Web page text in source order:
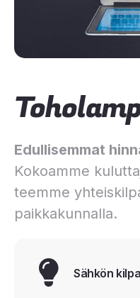
Edullisemmat
Kokoamme
teemme
paikkakunnalla.
Sähkön